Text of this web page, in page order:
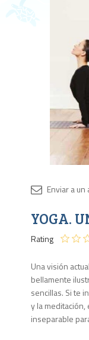
YOGA.
Rating
Una visión
bellamente
sencillas. Si te
y la
inseparable